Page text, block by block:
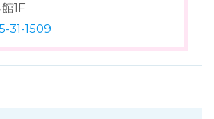
1F
31-1509